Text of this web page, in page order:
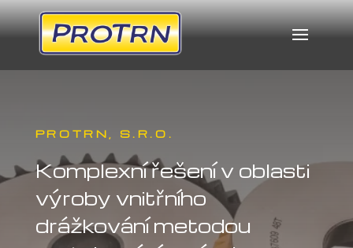
PROTRN, S.R.O.
Komplexní řešení v oblasti
výroby vnitřního
drážkování metodou